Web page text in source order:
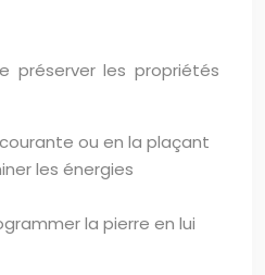
préserver les propriétés
ou en la plaçant
les énergies
la pierre en lui